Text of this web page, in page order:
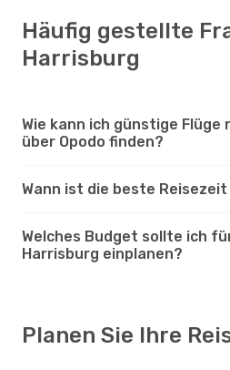
Häufig gestellte
Harrisburg
Wie kann ich günstige Flüge
über Opodo finden?
Wann ist die beste
Welches Budget sollte ich
Harrisburg einplanen?
Planen Sie Ihre